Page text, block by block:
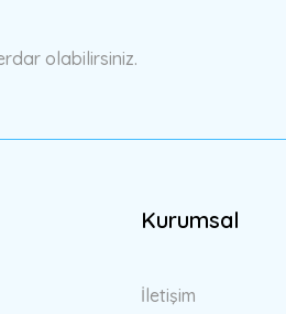
olabilirsiniz.
Kurumsal
İletişim